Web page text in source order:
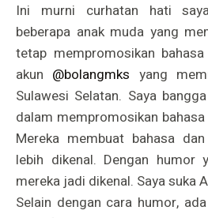
Ini murni curhatan hati
beberapa anak muda yang
tetap mempromosikan
akun @bolangmks yang
Sulawesi Selatan. Saya
dalam mempromosikan
Mereka membuat bahasa
lebih dikenal. Dengan humor
mereka jadi dikenal. Saya suka
Selain dengan cara humor,